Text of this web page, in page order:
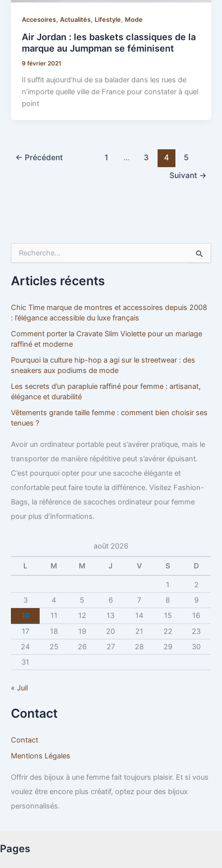
Accesoires,Actualités, Lifestyle, Mode
Air Jordan : les baskets classiques de la
marque au Jumpman se féminisent
9 février 2021
Il suffit aujourd’hui de sa balader dans les rues de
n’importe quelle ville de France pour constater à quel
point
← Précédent 1 … 3 4
5
Suivant →
h
e
c
h
r
:
Articles récents
Chic Time marque de montres et accessoires depuis 2008
: l’élégance accessible du luxe français
Comment porter la Cravate Slim Violette pour un mariage
raffiné et moderne
Pourquoi la culture hip-hop a agi sur le streetwear : des
sneakers aux podiums de mode
Les secrets d’un parapluie raffiné pour femme : artisanat,
élégance et durabilité
Vêtements grande taille femme : comment bien choisir ses
tenues ?
Avoir un ordinateur portable peut s’avérer pratique, mais le
transporter de manière répétitive peut s’avérer épuisant.
C’est pourquoi opter pour une sacoche élégante et
confortable peut faire toute la différence. Visitez Fashion-
Bags, la référence de sacoches ordinateur pour femme
pour plus d’informations.
août 2026
L M M J V S D
1
2
3
4 5 6 7 8
9
10
11 12 13 14 15
16
17
18 19 20 21 22
23
24
25 26 27 28 29
30
31
« Juil
Contact
Contact
Mentions Légales
Offrir des bijoux à une femme fait toujours plaisir. Et si vous
voulez être encore plus créatif, optez pour des bijoux
personnalisés.
Pages